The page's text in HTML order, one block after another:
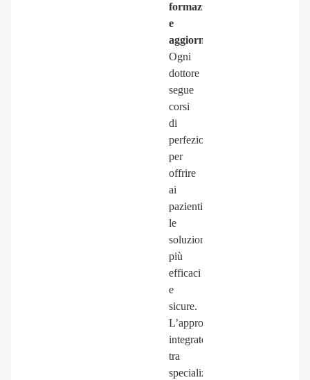
formazione
e
aggiornamento
Ogni
dottore
segue
corsi
di
perfezionamento
per
offrire
ai
pazienti
le
soluzioni
più
efficaci
e
sicure.
L’approccio
integrato
tra
specializzazioni